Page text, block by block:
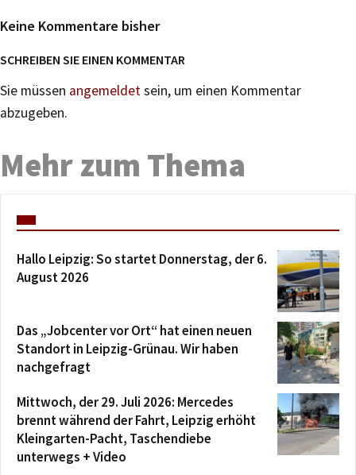
Keine Kommentare bisher
SCHREIBEN SIE EINEN KOMMENTAR
Sie müssen angemeldetsein, um einen Kommentar
abzugeben.
Mehr zum Thema
Hallo Leipzig: So startet Donnerstag, der 6.
August 2026
Das „Jobcenter vor Ort“ hat einen neuen
Standort in Leipzig-Grünau. Wir haben
nachgefragt
Mittwoch, der 29. Juli 2026: Mercedes
brennt während der Fahrt, Leipzig erhöht
Kleingarten-Pacht, Taschendiebe
unterwegs + Video